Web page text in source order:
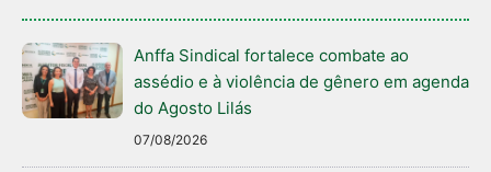
Anffa Sindical fortalece combate ao
assédio e à violência de gênero em agenda
do Agosto Lilás
07/08/2026